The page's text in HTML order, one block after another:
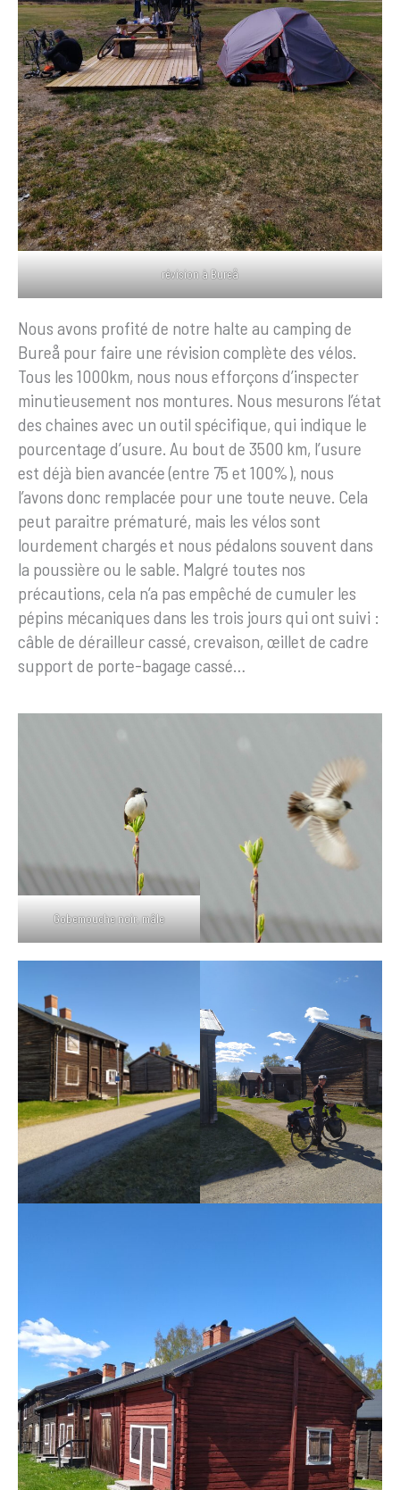
révision à Bureå
Nous avons profité de notre halte au camping de
Bureå pour faire une révision complète des vélos.
Tous les 1000km, nous nous efforçons d’inspecter
minutieusement nos montures. Nous mesurons l’état
des chaines avec un outil spécifique, qui indique le
pourcentage d’usure. Au bout de 3500 km, l’usure
est déjà bien avancée (entre 75 et 100%), nous
l’avons donc remplacée pour une toute neuve. Cela
peut paraitre prématuré, mais les vélos sont
lourdement chargés et nous pédalons souvent dans
la poussière ou le sable. Malgré toutes nos
précautions, cela n’a pas empêché de cumuler les
pépins mécaniques dans les trois jours qui ont suivi :
câble de dérailleur cassé, crevaison, œillet de cadre
support de porte-bagage cassé…
Gobemouche noir, mâle